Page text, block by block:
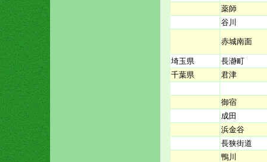
薬師
谷川
赤城南面
埼玉県
長瀞町
千葉県
君津
御宿
成田
浜金谷
長狭街道
鴨川